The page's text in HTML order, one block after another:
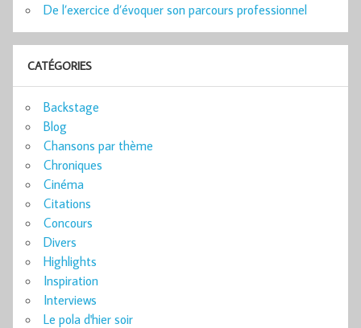
De l’exercice d’évoquer son parcours professionnel
CATÉGORIES
Backstage
Blog
Chansons par thème
Chroniques
Cinéma
Citations
Concours
Divers
Highlights
Inspiration
Interviews
Le pola d'hier soir